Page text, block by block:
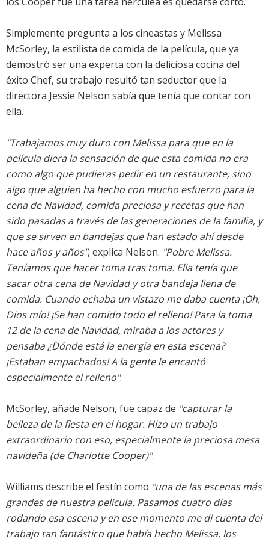
Simplemente pregunta a los cineastas y Melissa
McSorley, la estilista de comida de la película, que ya
demostró ser una experta con la deliciosa cocina del
éxito Chef, su trabajo resultó tan seductor que la
directora Jessie Nelson sabía que tenía que contar con
ella.
"Trabajamos muy duro con Melissa para que en la
película diera la sensación de que esta comida no era
como algo que pudieras pedir en un restaurante, sino
algo que alguien ha hecho con mucho esfuerzo para la
cena de Navidad, comida preciosa y recetas que han
sido pasadas a través de las generaciones de la familia, y
que se sirven en bandejas que han estado ahí desde
hace años y años", explica Nelson. "Pobre Melissa.
Teníamos que hacer toma tras toma. Ella tenía que
sacar otra cena de Navidad y otra bandeja llena de
comida. Cuando echaba un vistazo me daba cuenta ¡Oh,
Dios mío! ¡Se han comido todo el relleno! Para la toma
12 de la cena de Navidad, miraba a los actores y
pensaba ¿Dónde está la energía en esta escena?
¡Estaban empachados! A la gente le encantó
especialmente el relleno".
McSorley, añade Nelson, fue capaz de "capturar la
belleza de la fiesta en el hogar. Hizo un trabajo
extraordinario con eso, especialmente la preciosa mesa
navideña (de Charlotte Cooper)".
Williams describe el festín como "una de las escenas más
grandes de nuestra película. Pasamos cuatro días
rodando esa escena y en ese momento me di cuenta del
trabajo tan fantástico que había hecho Melissa, los